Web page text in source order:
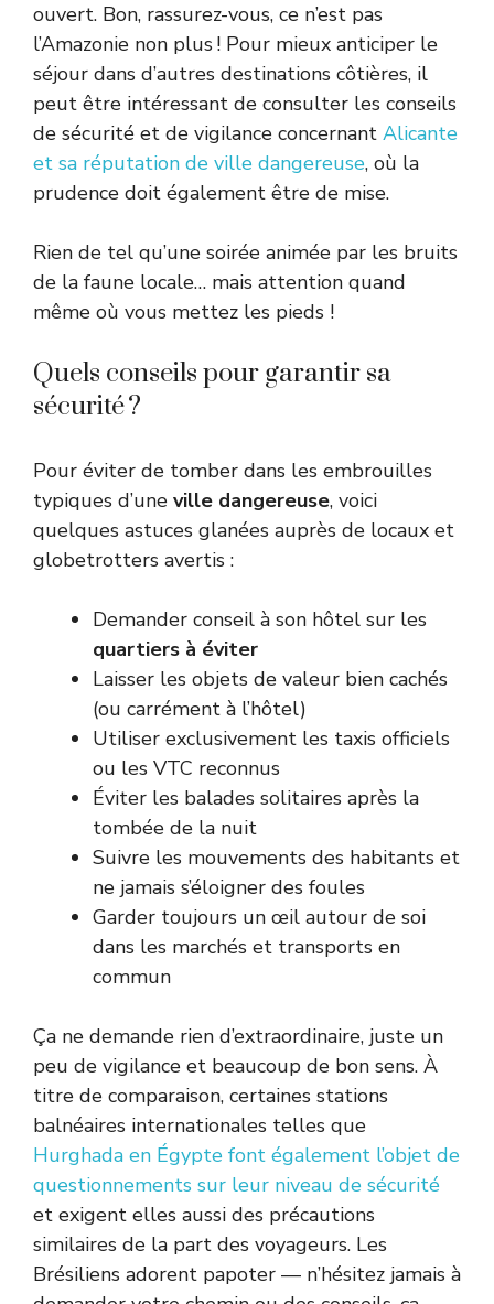
ouvert. Bon, rassurez-vous, ce n’est pas
l’Amazonie non plus ! Pour mieux anticiper le
séjour dans d’autres destinations côtières, il
peut être intéressant de consulter les conseils
de sécurité et de vigilance concernant Alicante
et sa réputation de ville dangereuse, où la
prudence doit également être de mise.
Rien de tel qu’une soirée animée par les bruits
de la faune locale… mais attention quand
même où vous mettez les pieds !
Quels conseils pour garantir sa
sécurité ?
Pour éviter de tomber dans les embrouilles
typiques d’une ville dangereuse, voici
quelques astuces glanées auprès de locaux et
globetrotters avertis :
Demander conseil à son hôtel sur les
quartiers à éviter
Laisser les objets de valeur bien cachés
(ou carrément à l’hôtel)
Utiliser exclusivement les taxis officiels
ou les VTC reconnus
Éviter les balades solitaires après la
tombée de la nuit
Suivre les mouvements des habitants et
ne jamais s’éloigner des foules
Garder toujours un œil autour de soi
dans les marchés et transports en
commun
Ça ne demande rien d’extraordinaire, juste un
peu de vigilance et beaucoup de bon sens. À
titre de comparaison, certaines stations
balnéaires internationales telles que
Hurghada en Égypte font également l’objet de
questionnements sur leur niveau de sécurité
et exigent elles aussi des précautions
similaires de la part des voyageurs. Les
Brésiliens adorent papoter — n’hésitez jamais à